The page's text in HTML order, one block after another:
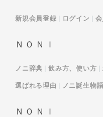
新規会員登録 ログイン
ＮＯＮＩ
ノニ辞典 飲み方、使い方
選ばれる理由 ノニ誕生物語
ＮＯＮＩ